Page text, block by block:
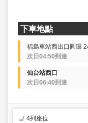
下車地點
福島車站西出口圓環
次日04:50到達
仙台站西口
次日06:40到達
4列座位